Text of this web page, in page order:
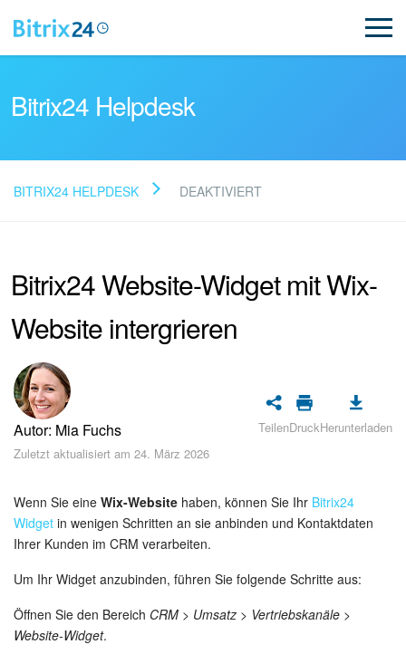
Neues in Bitrix24
Bitrix24 Support
Registrierung und Autorisierung
Sicherheit
Womit fangen Sie an?
Feed
Abonnement
Aufgaben und Projekte
Messenger
Bitrix24 Helpdesk
BITRIX24 HELPDESK DEAKTIVIERT
Bitrix24 Website-Widget mit Wix-
Website intergrieren
Autor: Mia Fuchs
Zuletzt aktualisiert am 24. März 2026
TeilenDruckHerunterladen
Wenn Sie eine Wix-Website haben, können Sie Ihr Bitrix24
Widget in wenigen Schritten an sie anbinden und Kontaktdaten
Ihrer Kunden im CRM verarbeiten.
Um Ihr Widget anzubinden, führen Sie folgende Schritte aus:
Öffnen Sie den Bereich CRM > Umsatz > Vertriebskanäle >
Website-Widget.